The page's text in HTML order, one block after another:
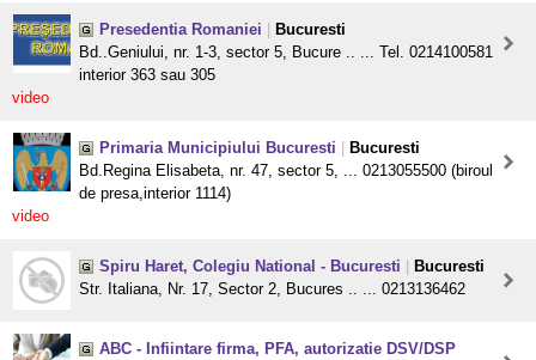
Presedentia Romaniei
Bucuresti
Bd..Geniului, nr. 1-3, sector 5, Bucure .. ... Tel. 0214100581
interior 363 sau 305
video
Primaria Municipiului Bucuresti
Bucuresti
Bd.Regina Elisabeta, nr. 47, sector 5, ... 0213055500 (biroul
de presa,interior 1114)
video
Spiru Haret, Colegiu National - Bucuresti
Bucuresti
Str. Italiana, Nr. 17, Sector 2, Bucures .. ... 0213136462
ABC - Infiintare firma, PFA, autorizatie DSV/DSP